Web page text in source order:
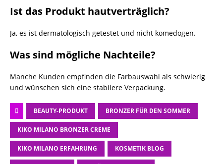
Ist das Produkt hautverträglich?
Ja, es ist dermatologisch getestet und nicht komedogen.
Was sind mögliche Nachteile?
Manche Kunden empfinden die Farbauswahl als schwierig
und wünschen sich eine stabilere Verpackung.
BEAUTY-PRODUKT BRONZER FÜR DEN SOMMER
KIKO MILANO BRONZER CREME
KIKO MILANO ERFAHRUNG KOSMETIK BLOG